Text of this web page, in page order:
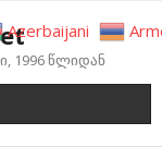
1996 წლიდან
Azerbaijani